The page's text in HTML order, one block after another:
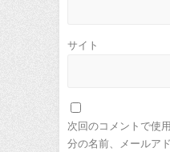
サイト
次回のコメントで使
分の名前、メールア